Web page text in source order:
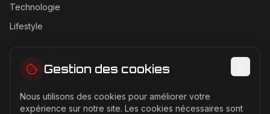
Technologie
Lifestyle
Contact
Gestion des cookies
Nous utilisons des cookies pour améliorer votre
expérience sur notre site. Les cookies nécessaires sont